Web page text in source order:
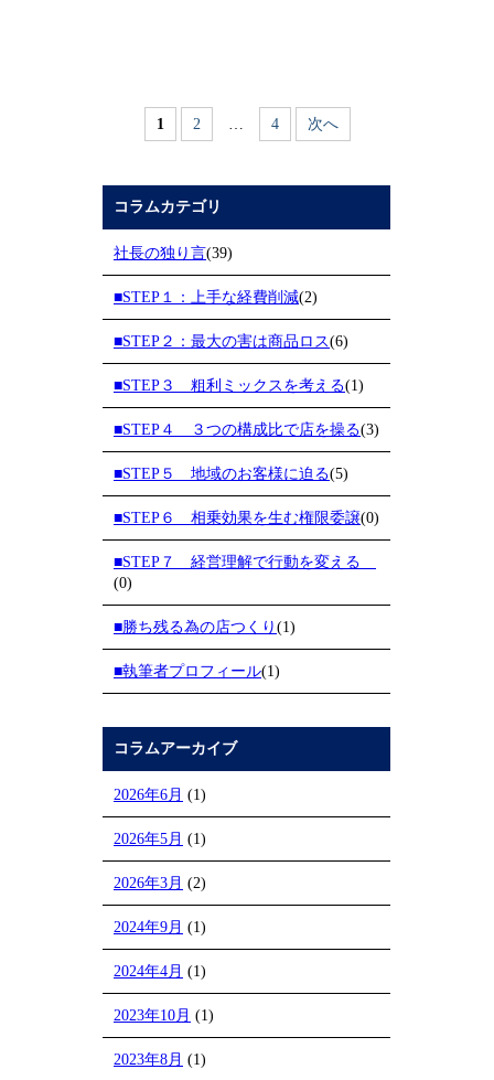
1 2 4 次へ
コラムカテゴリ
社長の独り言(39)
■STEP１：上手な経費削減(2)
■STEP２：最大の害は商品ロス(6)
■STEP３ 粗利ミックスを考える(1)
■STEP４ ３つの構成比で店を操る(3)
■STEP５ 地域のお客様に迫る(5)
■STEP６ 相乗効果を生む権限委譲(0)
■STEP７ 経営理解で行動を変える
(0)
■勝ち残る為の店つくり (1)
■執筆者プロフィール(1)
コラムアーカイブ
2026年6月 (1)
2026年5月 (1)
2026年3月 (2)
2024年9月 (1)
2024年4月 (1)
2023年10月 (1)
2023年8月 (1)